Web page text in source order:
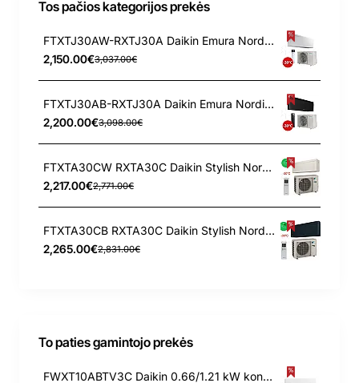
Tos pačios kategorijos prekės
FTXTJ30AW-RXTJ30A Daikin Emura Nordic 3.0/3.2 kW šilumos siurblys
2,150.00€3,037.00€
FTXTJ30AB-RXTJ30A Daikin Emura Nordic 3.0/3.2 kW šilumos siurblys
2,200.00€3,098.00€
FTXTA30CW RXTA30C Daikin Stylish Nordic 3.0/3.2 kW šilumos siurblys
2,217.00€2,771.00€
FTXTA30CB RXTA30C Daikin Stylish Nordic 3.0/3.2 kW šilumos siurblys
2,265.00€2,831.00€
To paties gamintojo prekės
FWXT10ABTV3C Daikin 0.66/1.21 kW konvektorius